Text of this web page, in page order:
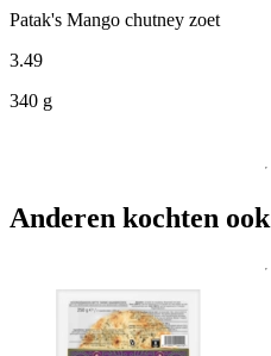
Patak's Mango chutney zoet
3.49
340 g
Anderen kochten ook